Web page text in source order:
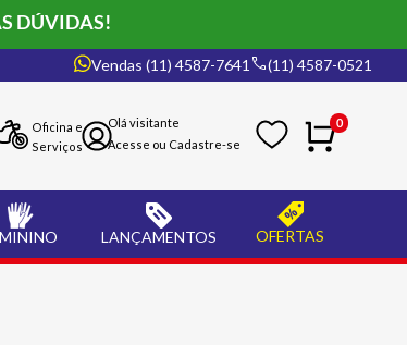
DÚVIDAS!
Vendas (11) 4587-7641 (11) 4587-0521
Oficina e
Serviços
0
LANÇAMENTOS OFERTAS